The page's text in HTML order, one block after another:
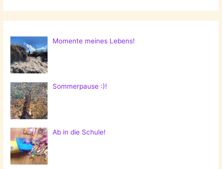
Momente meines Lebens!
Sommerpause :)!
Ab in die Schule!